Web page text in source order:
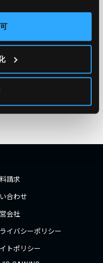
#奮闘記
#構築
ニア
請求
合わせ
会社
イバシーポリシー
トポリシー